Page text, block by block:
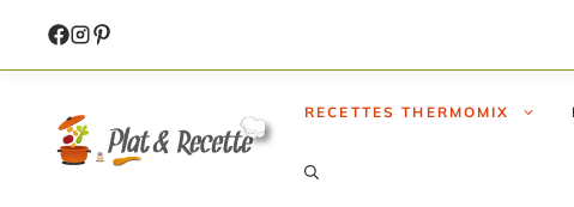
contenu
RECETTES THERMOMIX